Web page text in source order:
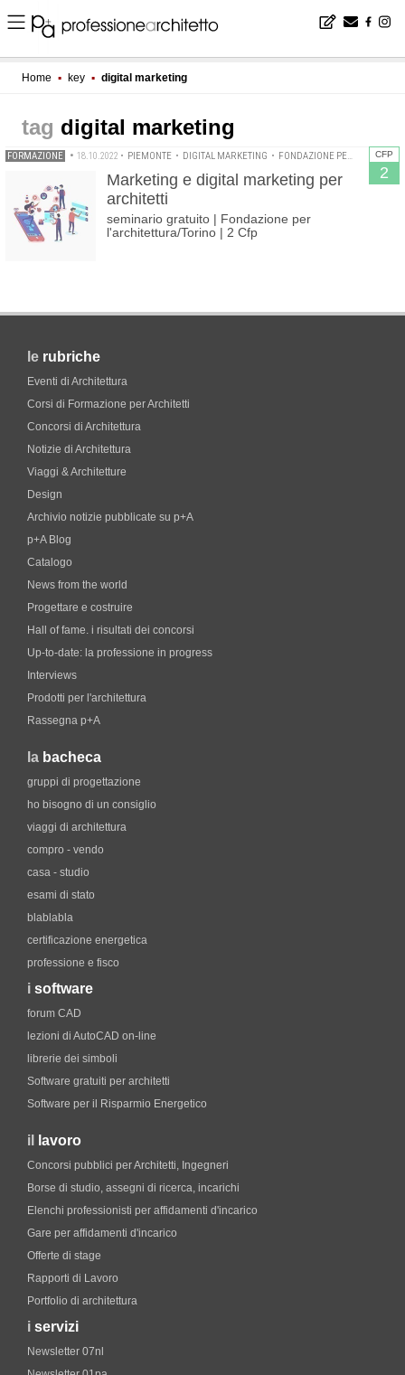
Home ▪ key ▪ digital marketing
digital marketing
CFP
2
FORMAZIONE • 18.10.2022 • PIEMONTE • DIGITAL MARKETING • FONDAZIONE PER L'ARCHITETTURA/TORINO
Marketing e digital marketing per
architetti
seminario gratuito | Fondazione per
l'architettura/Torino | 2 Cfp
le rubriche
Eventi di Architettura
Corsi di Formazione per Architetti
Concorsi di Architettura
Notizie di Architettura
Viaggi & Architetture
Design
Archivio notizie pubblicate su p+A
p+A Blog
Catalogo
News from the world
Progettare e costruire
Hall of fame. i risultati dei concorsi
Up-to-date: la professione in progress
Interviews
Prodotti per l'architettura
Rassegna p+A
la bacheca
gruppi di progettazione
ho bisogno di un consiglio
viaggi di architettura
compro - vendo
casa - studio
esami di stato
blablabla
certificazione energetica
professione e fisco
i software
forum CAD
lezioni di AutoCAD on-line
librerie dei simboli
Software gratuiti per architetti
Software per il Risparmio Energetico
il lavoro
Concorsi pubblici per Architetti, Ingegneri
Borse di studio, assegni di ricerca, incarichi
Elenchi professionisti per affidamenti d'incarico
Gare per affidamenti d'incarico
Offerte di stage
Rapporti di Lavoro
Portfolio di architettura
i servizi
Newsletter 07nl